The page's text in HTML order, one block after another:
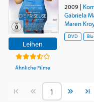
Leihen
Ähnliche Filme
2009|
Gabriela
Maren
DVD
Vorherige Seite